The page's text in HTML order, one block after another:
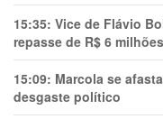
15:35: Vice de Flávio
repasse de R$ 6
15:09: Marcola se
desgaste político